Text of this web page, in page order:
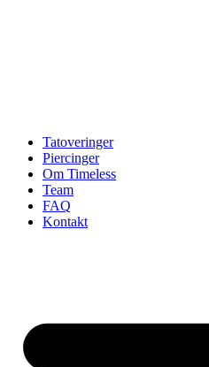
Tatoveringer
Piercinger
Om Timeless
Team
FAQ
Kontakt